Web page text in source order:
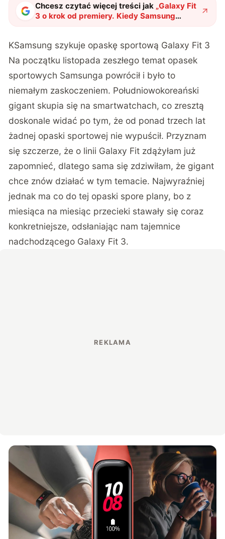
Chcesz czytać więcej treści jak „Galaxy Fit
3 o krok od premiery. Kiedy Samsung
pokaże nową opaskę?"?
KSamsung szykuje opaskę sportową Galaxy Fit 3
Na początku listopada zeszłego temat opasek
sportowych Samsunga powrócił i było to
niemałym zaskoczeniem. Południowokoreański
gigant skupia się na smartwatchach, co zresztą
doskonale widać po tym, że od ponad trzech lat
żadnej opaski sportowej nie wypuścił. Przyznam
się szczerze, że o linii Galaxy Fit zdążyłam już
zapomnieć, dlatego sama się zdziwiłam, że gigant
chce znów działać w tym temacie. Najwyraźniej
jednak ma co do tej opaski spore plany, bo z
miesiąca na miesiąc przecieki stawały się coraz
konkretniejsze, odsłaniając nam tajemnice
nadchodzącego Galaxy Fit 3.